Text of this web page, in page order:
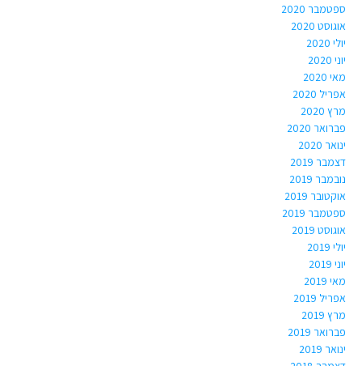
ספטמבר 2020
אוגוסט 2020
יולי 2020
יוני 2020
מאי 2020
אפריל 2020
מרץ 2020
פברואר 2020
ינואר 2020
דצמבר 2019
נובמבר 2019
אוקטובר 2019
ספטמבר 2019
אוגוסט 2019
יולי 2019
יוני 2019
מאי 2019
אפריל 2019
מרץ 2019
פברואר 2019
ינואר 2019